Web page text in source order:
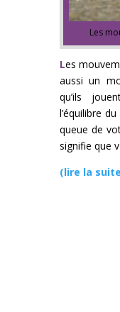
Les
Les
aussi un
qu’ils
l’équilibre
queue de
signifie que
(lire la